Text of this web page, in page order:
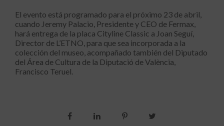
El evento está programado para el próximo 23 de abril,
cuando Jeremy Palacio, Presidente y CEO de Fermax,
hará entrega de la placa Cityline Classic a Joan Seguí,
Director de L’ETNO, para que sea incorporada a la
colección del museo, acompañado también del Diputado
del Área de Cultura de la Diputació de València,
Francisco Teruel.